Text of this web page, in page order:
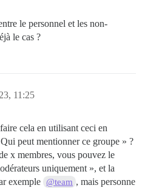
le personnel et les non-
le cas ?
11:25
cela en utilisant ceci en
peut mentionner ce groupe » ?
x membres, vous pouvez le
uniquement », et la
exemple @team , mais personne